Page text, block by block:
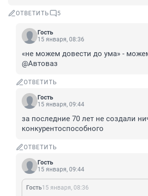
ОТВЕТИТЬ 5
Гость
15 января, 08:36
«не можем довести до ума» -
@Автоваз
ОТВЕТИТЬ
Гость
15 января, 09:44
за последние 70 лет не создали
конкурентоспособного
ОТВЕТИТЬ
Гость
15 января, 09:44
Гость15 января, 08:36